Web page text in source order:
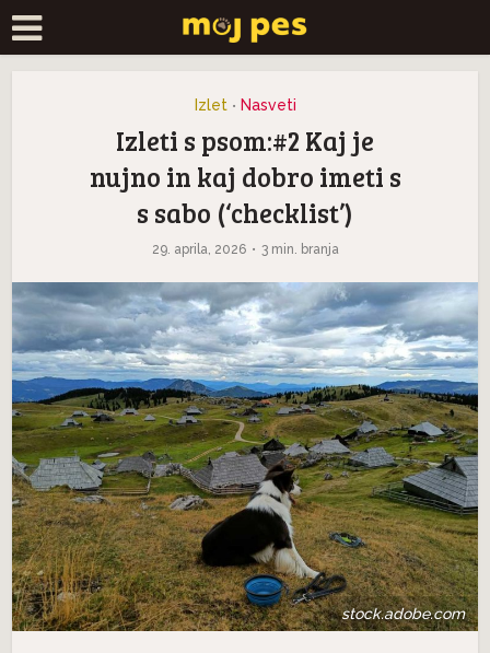
Izlet • Nasveti
Izleti s psom:#2 Kaj je
nujno in kaj dobro imeti s
s sabo (‘checklist’)
29. aprila, 2026 3 min. branja
stock.adobe.com